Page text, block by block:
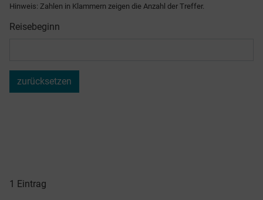
Hinweis: Zahlen in Klammern zeigen die Anzahl der Treffer.
Reisebeginn
zurücksetzen
1 Eintrag